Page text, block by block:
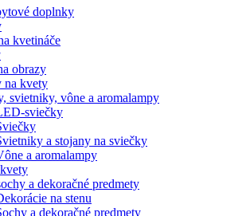
doplnky
kvetináče
obrazy
na kvety
svietniky, vône a aromalampy
sviečky
a stojany na sviečky
a aromalampy
a dekoračné predmety
na stenu
a dekoračné predmety